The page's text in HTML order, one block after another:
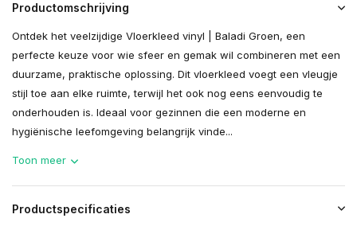
Productomschrijving
Ontdek het veelzijdige Vloerkleed vinyl | Baladi Groen, een
perfecte keuze voor wie sfeer en gemak wil combineren met een
duurzame, praktische oplossing. Dit vloerkleed voegt een vleugje
stijl toe aan elke ruimte, terwijl het ook nog eens eenvoudig te
onderhouden is. Ideaal voor gezinnen die een moderne en
hygiënische leefomgeving belangrijk vinde...
Toon meer
Productspecificaties